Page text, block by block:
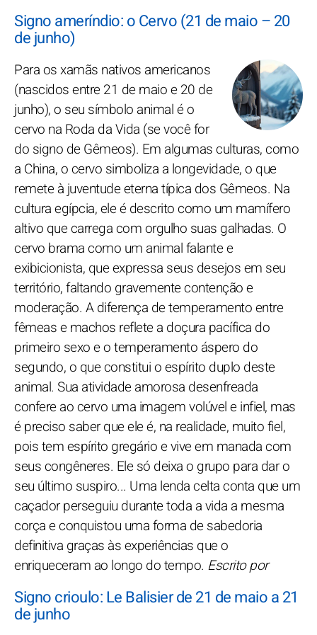
Signo ameríndio: o Cervo (21 de maio – 20
de junho)
Para os xamãs nativos americanos
(nascidos entre 21 de maio e 20 de
junho), o seu símbolo animal é o
cervo na Roda da Vida (se você for
do signo de Gêmeos). Em algumas culturas, como
a China, o cervo simboliza a longevidade, o que
remete à juventude eterna típica dos Gêmeos. Na
cultura egípcia, ele é descrito como um mamífero
altivo que carrega com orgulho suas galhadas. O
cervo brama como um animal falante e
exibicionista, que expressa seus desejos em seu
território, faltando gravemente contenção e
moderação. A diferença de temperamento entre
fêmeas e machos reflete a doçura pacífica do
primeiro sexo e o temperamento áspero do
segundo, o que constitui o espírito duplo deste
animal. Sua atividade amorosa desenfreada
confere ao cervo uma imagem volúvel e infiel, mas
é preciso saber que ele é, na realidade, muito fiel,
pois tem espírito gregário e vive em manada com
seus congêneres. Ele só deixa o grupo para dar o
seu último suspiro... Uma lenda celta conta que um
caçador perseguiu durante toda a vida a mesma
corça e conquistou uma forma de sabedoria
definitiva graças às experiências que o
enriqueceram ao longo do tempo. Escrito por
Signo crioulo: Le Balisier de 21 de maio a 21
de junho